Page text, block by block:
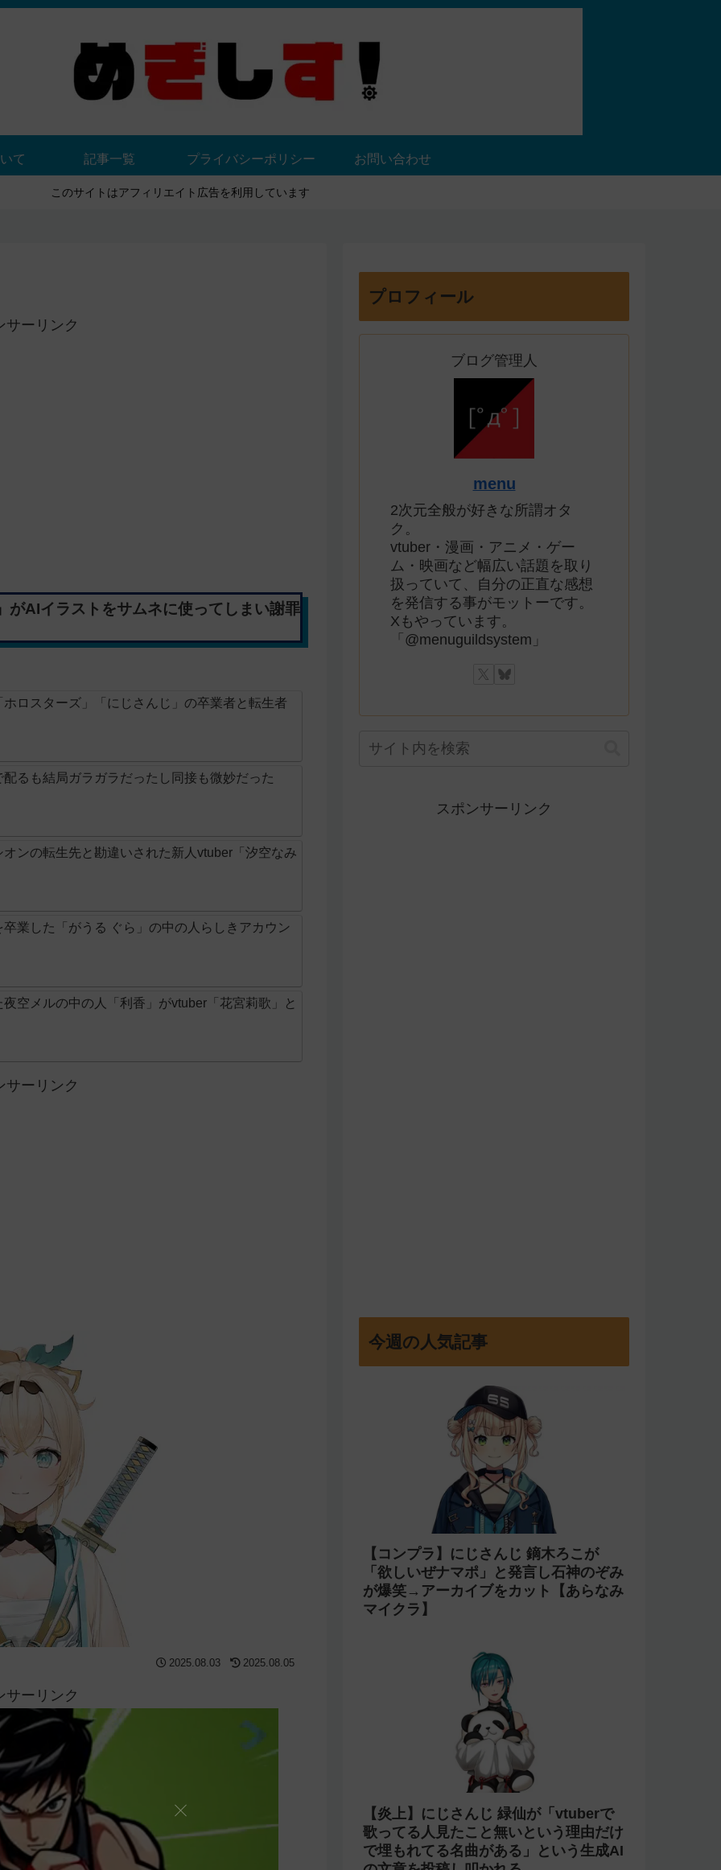
て 記事一覧 プライバシーポリシー お問い合わせ
このサイトはアフィリエイト広告を利用しています
サーリンク
がAIイラストをサムネに使ってしまい謝罪
ロスターズ」「にじさんじ」の卒業者と転生者
るも結局ガラガラだったし同接も微妙だった
ンの転生先と勘違いされた新人vtuber「汐空なみ
業した「がうる ぐら」の中の人らしきアカウン
空メルの中の人「利香」がvtuber「花宮莉歌」と
サーリンク
2025.08.03 2025.08.05
サーリンク
プロフィール
ブログ管理人
menu
2次元全般が好きな所謂オタ
ク。
vtuber・漫画・アニメ・ゲー
ム・映画など幅広い話題を取り
扱っていて、自分の正直な感想
を発信する事がモットーです。
Xもやっています。
「@menuguildsystem」
スポンサーリンク
今週の人気記事
【コンプラ】にじさんじ 鏑木ろこが
「欲しいぜナマポ」と発言し石神のぞみ
が爆笑→アーカイブをカット【あらなみ
マイクラ】
【炎上】にじさんじ 緑仙が「vtuberで
歌ってる人見たこと無いという理由だけ
で埋もれてる名曲がある」という生成AI